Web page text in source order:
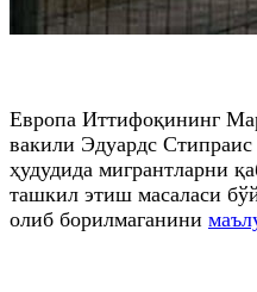
Европа Иттифоқининг
вакили Эдуардс
ҳудудида мигрантларни
ташкил этиш масаласи
олиб борилмаганини